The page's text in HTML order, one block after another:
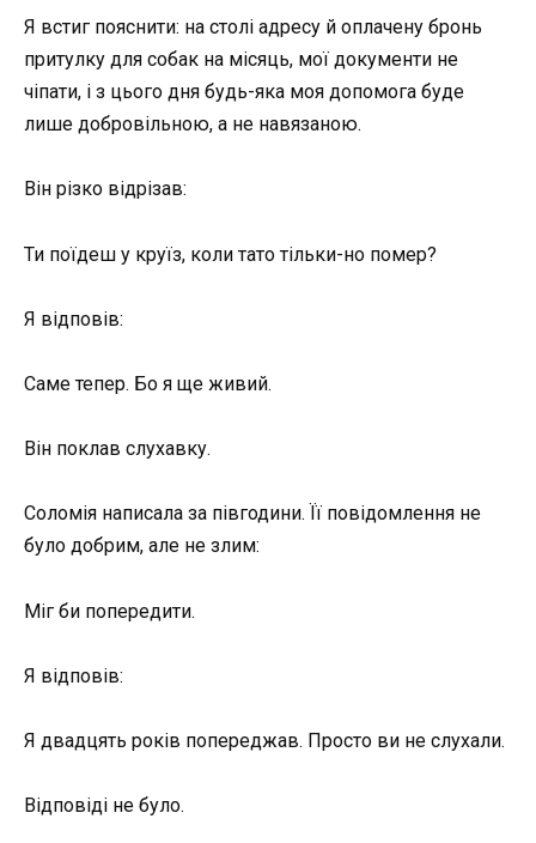
Я встиг пояснити: на столі адресу й оплачену бронь
притулку для собак на місяць, мої документи не
чіпати, і з цього дня будь-яка моя допомога буде
лише добровільною, а не навязаною.
Він різко відрізав:
Ти поїдеш у круїз, коли тато тільки-но помер?
Я відповів:
Саме тепер. Бо я ще живий.
Він поклав слухавку.
Соломія написала за півгодини. Її повідомлення не
було добрим, але не злим:
Міг би попередити.
Я відповів:
Я двадцять років попереджав. Просто ви не слухали.
Відповіді не було.